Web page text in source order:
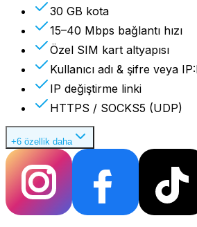
30 GB kota
15–40 Mbps bağlantı hızı
Özel SIM kart altyapısı
Kullanıcı adı & şifre veya
IP değiştirme linki
HTTPS / SOCKS5 (UDP)
+6 özellik daha